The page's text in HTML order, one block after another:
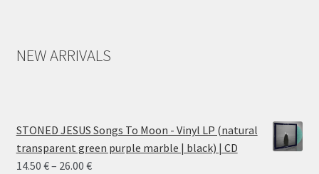
NEW ARRIVALS
STONED JESUS Songs To Moon - Vinyl LP (natural
transparent green purple marble | black) | CD
14.50 €– 26.00 €Price